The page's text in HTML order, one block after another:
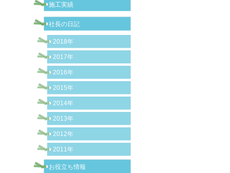
施工実績
社長の日記
2018年
2017年
2016年
2015年
2014年
2013年
2012年
2011年
お役立ち情報